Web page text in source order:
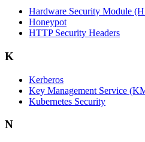
Hardware Security Module
Honeypot
HTTP Security Headers
K
Kerberos
Key Management Service
Kubernetes Security
N